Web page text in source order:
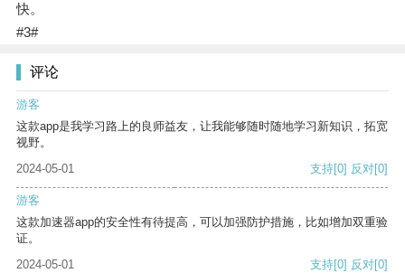
快。
#3#
评论
游客
这款app是我学习路上的良师益友，让我能够随时随地学习新知识，拓宽
视野。
2024-05-01
支持[0] 反对[0]
游客
这款加速器app的安全性有待提高，可以加强防护措施，比如增加双重验
证。
2024-05-01
支持[0] 反对[0]